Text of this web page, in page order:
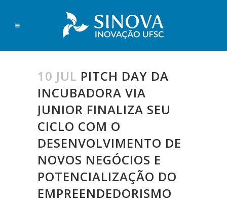
10 JUL PITCH DAY DA
INCUBADORA VIA
JUNIOR FINALIZA SEU
CICLO COM O
DESENVOLVIMENTO DE
NOVOS NEGÓCIOS E
POTENCIALIZAÇÃO DO
EMPREENDEDORISMO